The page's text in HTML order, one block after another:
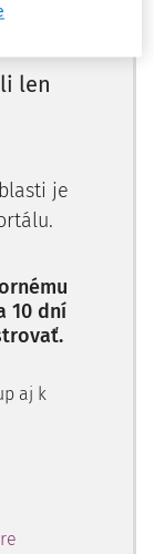
rozsudkom z
zaplatiť
2013
ročným
len
je
10 dní
aj k